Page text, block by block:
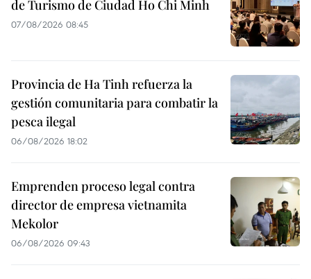
de Turismo de Ciudad Ho Chi Minh
07/08/2026 08:45
Provincia de Ha Tinh refuerza la
gestión comunitaria para combatir la
pesca ilegal
06/08/2026 18:02
Emprenden proceso legal contra
director de empresa vietnamita
Mekolor
06/08/2026 09:43